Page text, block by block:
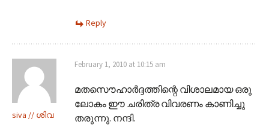
Reply
siva // ശിവ
February 1, 2010 at 10:15 am
മതസൌഹാര്‍ദ്ദത്തിന്റെ വിശാലമായ ഒരു
ലോകം ഈ ചരിത്ര വിവരണം കാണിച്ചു
തരുന്നു. നന്ദി.